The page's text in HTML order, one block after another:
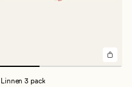
Linnen 3 pack